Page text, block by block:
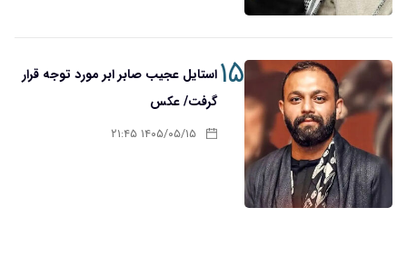
۱۵استایل عجیب صابر ابر مورد توجه قرار
گرفت/ عکس
۱۴۰۵/۰۵/۱۵ ۲۱:۴۵